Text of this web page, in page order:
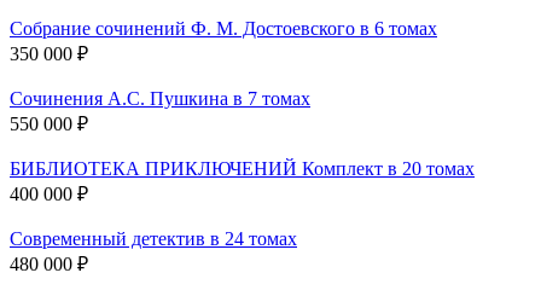
Собрание сочинений Ф. М. Достоевского в 6 томах
350 000 ₽
Сочинения А.С. Пушкина в 7 томах
550 000 ₽
БИБЛИОТЕКА ПРИКЛЮЧЕНИЙ Комплект в 20 томах
400 000 ₽
Современный детектив в 24 томах
480 000 ₽